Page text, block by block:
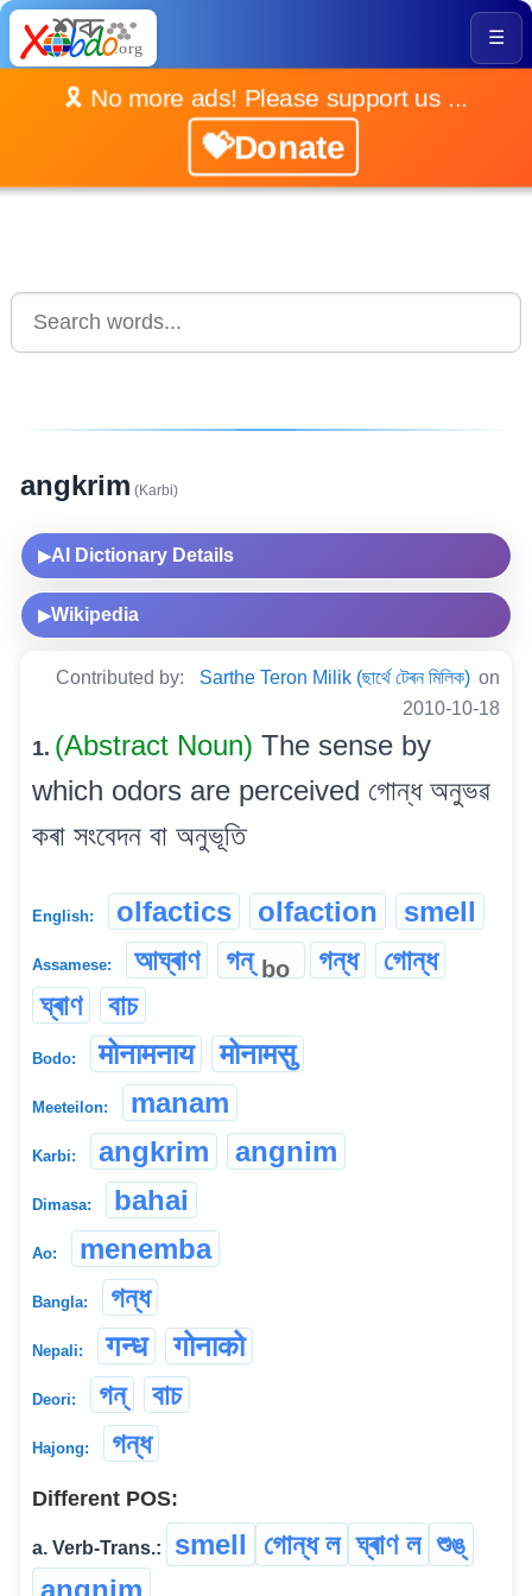
☰
🎗️ No more ads! Please support us ...
💝Donate
angkrim (Karbi)
▶AI Dictionary Details
▶Wikipedia
Contributed by: Sarthe Teron Milik (ছাৰ্থে টেৰন মিলিক) on
2010-10-18
1. (Abstract Noun) The sense by
which odors are perceived গোন্ধ অনুভৱ
কৰা সংবেদন বা অনুভূতি
English: olfactics olfaction smell
Assamese: আঘ্ৰাণ গন্ bo গন্ধ
গোন্ধ
ঘ্ৰাণ
বাচ
Bodo: मोनामनाय मोनामसु
Meeteilon: manam
Karbi: angkrim angnim
Dimasa: bahai
Ao: menemba
Bangla: গন্ধ
Nepali: गन्ध गोनाको
Deori: গন্ বাচ
Hajong: গন্ধ
Different POS:
a. Verb-Trans.: smell গোন্ধ ল ঘ্ৰাণ ল শুঙ্
angnim